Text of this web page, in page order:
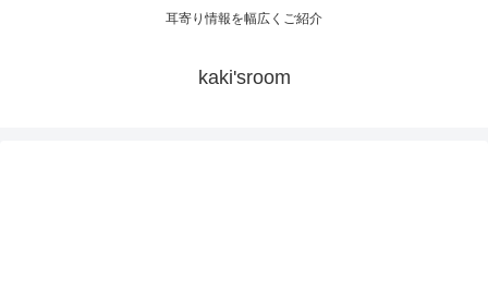
耳寄り情報を幅広くご紹介
kaki'sroom